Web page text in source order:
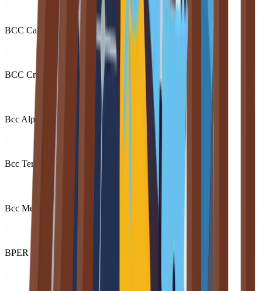
BCC Calabria Ulteriore
BCC Credito Padano
Bcc Alpi Marittime
Bcc Terre Venete
Bcc Mediocrati
BPER